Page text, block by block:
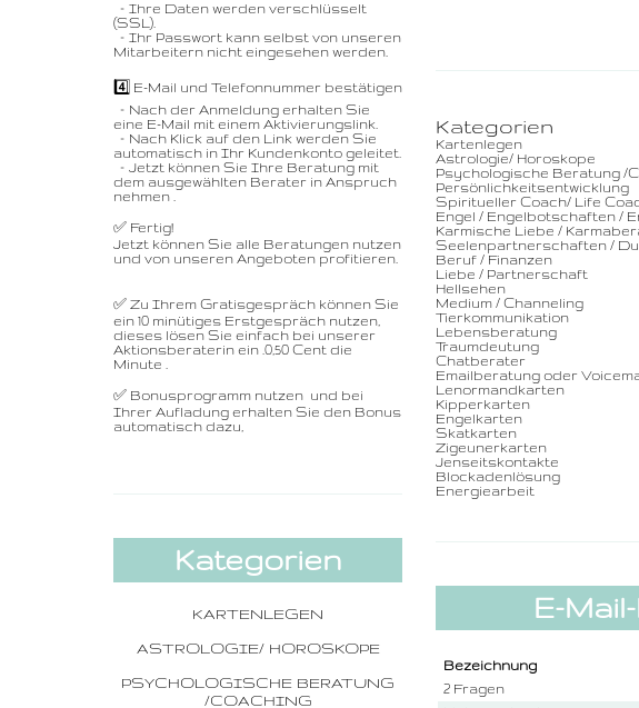
– Ihre Daten werden verschlüsselt
(SSL).
– Ihr Passwort kann selbst von unseren
Mitarbeitern nicht eingesehen werden.
4️⃣ E-Mail und Telefonnummer bestätigen
– Nach der Anmeldung erhalten Sie
eine E-Mail mit einem Aktivierungslink.
– Nach Klick auf den Link werden Sie
automatisch in Ihr Kundenkonto geleitet.
– Jetzt können Sie Ihre Beratung mit
dem ausgewählten Berater in Anspruch
nehmen .
✅ Fertig!
Jetzt können Sie alle Beratungen nutzen
und von unseren Angeboten profitieren.
✅ Zu Ihrem Gratisgespräch können Sie
ein 10 minütiges Erstgespräch nutzen,
dieses lösen Sie einfach bei unserer
Aktionsberaterin ein .0,50 Cent die
Minute .
✅ Bonusprogramm nutzen und bei
Ihrer Aufladung erhalten Sie den Bonus
automatisch dazu,
Kategorien
KARTENLEGEN
ASTROLOGIE/ HOROSKOPE
PSYCHOLOGISCHE BERATUNG
/COACHING
Kategorien
Kartenlegen
Astrologie/ Horoskope
Psychologische Beratung /
Persönlichkeitsentwicklung
Spiritueller Coach/ Life
Engel / Engelbotschaften /
Karmische Liebe /
Seelenpartnerschaften /
Beruf / Finanzen
Liebe / Partnerschaft
Hellsehen
Medium / Channeling
Tierkommunikation
Lebensberatung
Traumdeutung
Chatberater
Emailberatung oder
Lenormandkarten
Kipperkarten
Engelkarten
Skatkarten
Zigeunerkarten
Jenseitskontakte
Blockadenlösung
Energiearbeit
E-
Bezeichnung
2 Fragen